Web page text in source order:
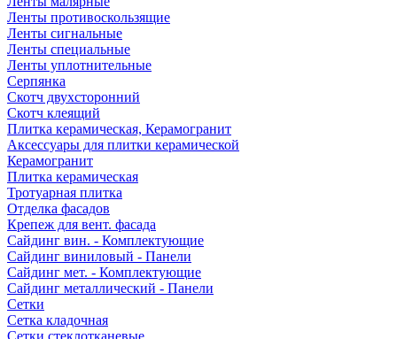
Ленты противоскользящие
Ленты сигнальные
Ленты специальные
Ленты уплотнительные
Серпянка
Скотч двухсторонний
Скотч клеящий
Плитка керамическая, Керамогранит
Аксессуары для плитки керамической
Керамогранит
Плитка керамическая
Тротуарная плитка
Отделка фасадов
Крепеж для вент. фасада
Сайдинг вин. - Комплектующие
Сайдинг виниловый - Панели
Сайдинг мет. - Комплектующие
Сайдинг металлический - Панели
Сетки
Сетка кладочная
Сетки стеклотканевые